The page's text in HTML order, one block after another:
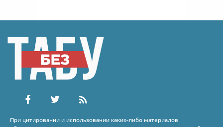
При цитировании и использовании каких-либо материалов